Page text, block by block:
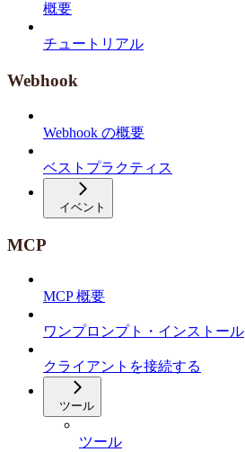
概要
チュートリアル
Webhook
Webhook の概要
ベストプラクティス
イベント
MCP
MCP 概要
ワンプロンプト・インストール
クライアントを接続する
ツール
ツール